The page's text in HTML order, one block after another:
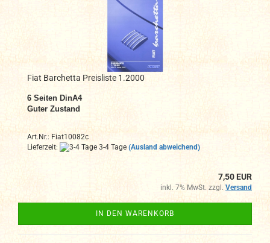
Fiat Barchetta Preisliste 1.2000
6 Seiten DinA4
Guter Zustand
Art.Nr.: Fiat10082c
Lieferzeit:
3-4 Tage (Ausland abweichend)
7,50 EUR
inkl. 7% MwSt. zzgl. Versand
IN DEN WARENKORB